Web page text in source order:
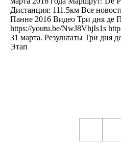
Дистанция: 111.5км Все
Панне 2016 Видео Три дня де
https://youtu.be/NwJ8VhjIs1s
31 марта. Результаты Три дня
Этап